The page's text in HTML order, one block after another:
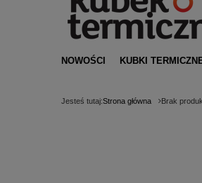
NOWOŚCI KUBKI
Jesteś tutaj:Strona główna Brak